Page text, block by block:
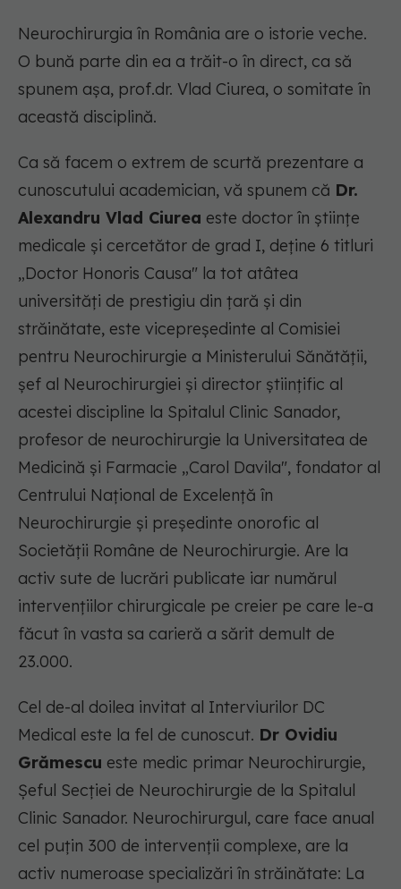
Neurochirurgia în România are o istorie veche.
O bună parte din ea a trăit-o în direct, ca să
spunem așa, prof.dr. Vlad Ciurea, o somitate în
această disciplină.
Ca să facem o extrem de scurtă prezentare a
cunoscutului academician, vă spunem că Dr.
Alexandru Vlad Ciurea este doctor în științe
medicale și cercetător de grad I, deține 6 titluri
„Doctor Honoris Causa" la tot atâtea
universități de prestigiu din țară și din
străinătate, este vicepreședinte al Comisiei
pentru Neurochirurgie a Ministerului Sănătății,
șef al Neurochirurgiei și director științific al
acestei discipline la Spitalul Clinic Sanador,
profesor de neurochirurgie la Universitatea de
Medicină și Farmacie „Carol Davila", fondator al
Centrului Național de Excelență în
Neurochirurgie și președinte onorofic al
Societății Române de Neurochirurgie. Are la
activ sute de lucrări publicate iar numărul
intervențiilor chirurgicale pe creier pe care le-a
făcut în vasta sa carieră a sărit demult de
23.000.
Cel de-al doilea invitat al Interviurilor DC
Medical este la fel de cunoscut. Dr Ovidiu
Grămescu este medic primar Neurochirurgie,
Șeful Secției de Neurochirurgie de la Spitalul
Clinic Sanador. Neurochirurgul, care face anual
cel puțin 300 de intervenții complexe, are la
activ numeroase specializări în străinătate: La